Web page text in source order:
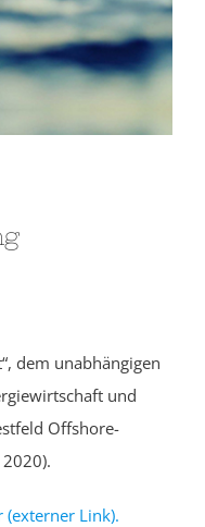
dem unabhängigen
und
Offshore-
Link).